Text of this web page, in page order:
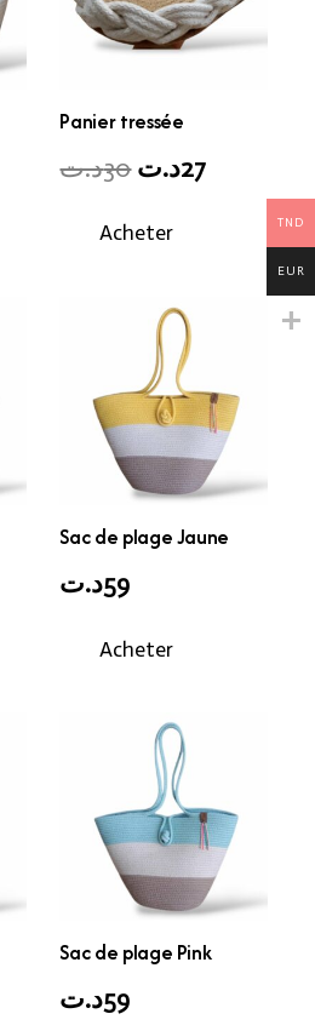
Panier tressée
30د.ت
Original
was:
27د.ت
Current
27د.ت.
Acheter
Sac de plage Jaune
59د.ت
Acheter
Sac de plage Pink
59د.ت
TND
EUR